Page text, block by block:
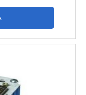
do
a opção ideal
garantir a